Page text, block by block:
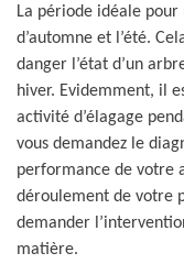
La période idéale pour
d’automne et l’été.
danger l’état d’un
hiver. Evidemment, il
activité d’élagage
vous demandez le
performance de votre
déroulement de votre
demander
matière.